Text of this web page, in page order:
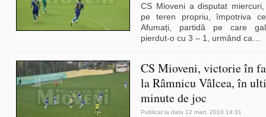
CS Mioveni a disputat
pe teren propriu, împotriva
Afumați, partidă pe care
pierdut-o cu 3 – 1, urmând ca
CS Mioveni, victorie în
la Râmnicu Vâlcea, în
minute de joc
Publicat la data 12 mart. 2016 14:31